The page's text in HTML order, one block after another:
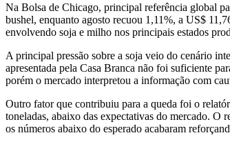
Na Bolsa de Chicago, principal referência global
bushel, enquanto agosto recuou 1,11%, a US$
envolvendo soja e milho nos principais estados
A principal pressão sobre a soja veio do cenário
apresentada pela Casa Branca não foi suficiente
porém o mercado interpretou a informação com
Outro fator que contribuiu para a queda foi o
toneladas, abaixo das expectativas do mercado. O
os números abaixo do esperado acabaram